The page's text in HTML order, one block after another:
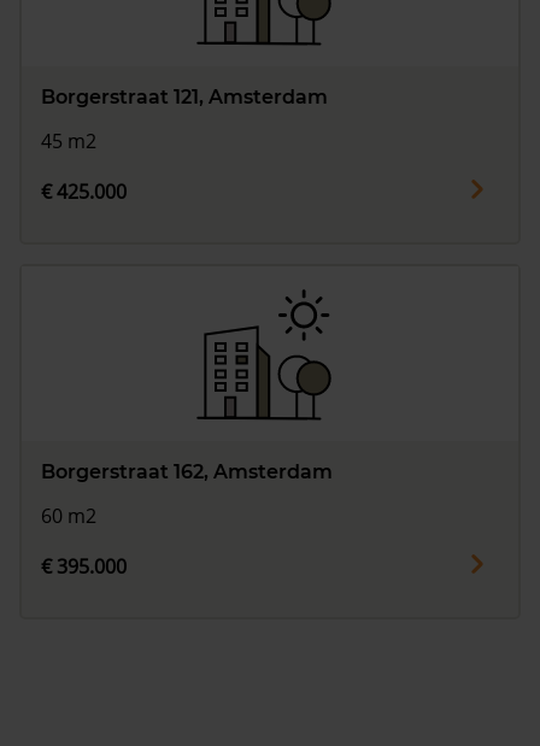
Borgerstraat 121, Amsterdam
45 m2
€ 425.000
Borgerstraat 162, Amsterdam
60 m2
€ 395.000